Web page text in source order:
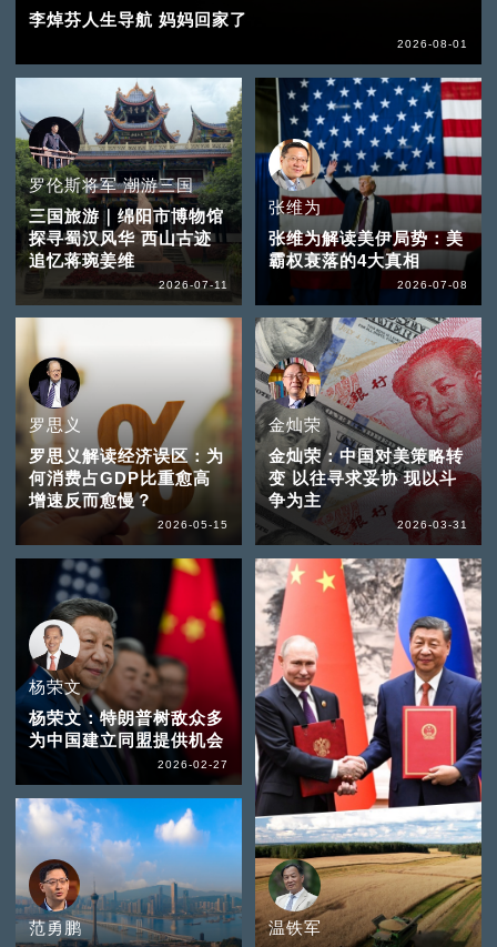
李焯芬人生导航 妈妈回家了
2026-08-01
罗伦斯将军 潮游三国
三国旅游｜绵阳市博物馆
探寻蜀汉风华 西山古迹
追忆蒋琬姜维
2026-07-11
张维为
张维为解读美伊局势：美
霸权衰落的4大真相
2026-07-08
罗思义
罗思义解读经济误区：为
何消费占GDP比重愈高
增速反而愈慢？
2026-05-15
金灿荣
金灿荣：中国对美策略转
变 以往寻求妥协 现以斗
争为主
2026-03-31
杨荣文
杨荣文：特朗普树敌众多
为中国建立同盟提供机会
2026-02-27
范勇鹏
温铁军